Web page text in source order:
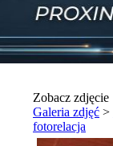
Zobacz zdjęcie
Galeria zdjęć >
fotorelacja